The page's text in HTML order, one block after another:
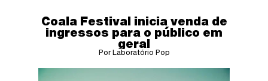
Coala Festival inicia venda de
ingressos para o público em
geral
Por Laboratório Pop